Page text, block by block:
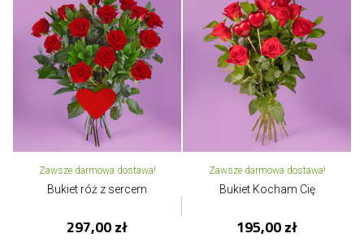
Zawsze darmowa dostawa!
Bukiet róż z sercem
297,00 zł
Zawsze darmowa dostawa!
Bukiet Kocham Cię
195,00 zł